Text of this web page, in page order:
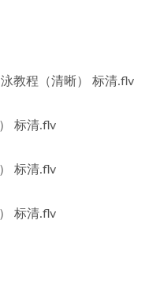
教程（清晰） 标清.flv
标清.flv
标清.flv
标清.flv